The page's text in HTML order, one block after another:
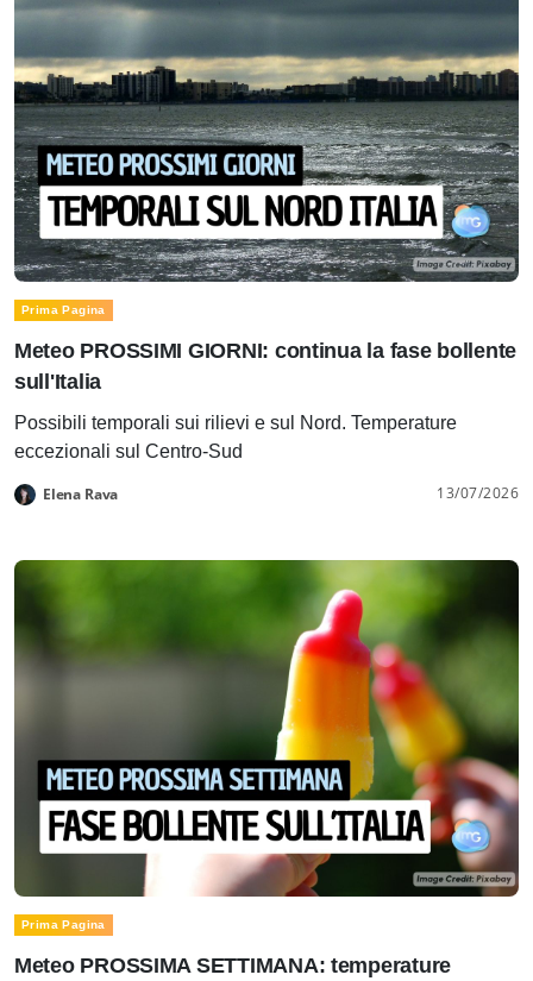
Prima Pagina
Meteo PROSSIMI GIORNI: continua la fase bollente
sull'Italia
Possibili temporali sui rilievi e sul Nord. Temperature
eccezionali sul Centro-Sud
Elena Rava 13/07/2026
Prima Pagina
Meteo PROSSIMA SETTIMANA: temperature